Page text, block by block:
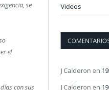
se
el
con sus
Videos
J Calderon en
J Calderon en